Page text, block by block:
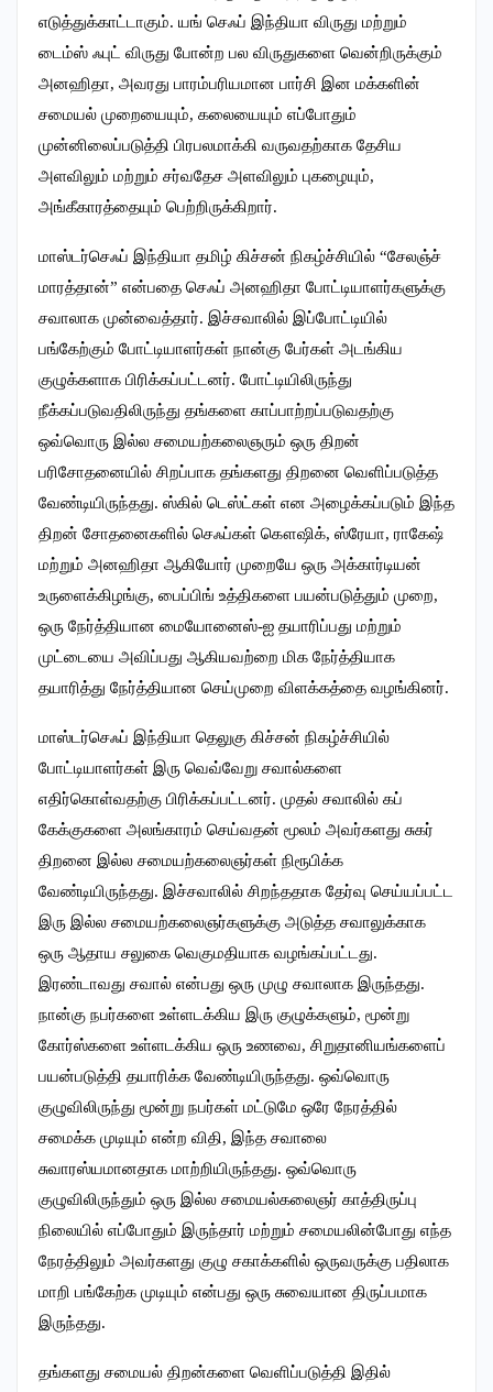
எடுத்துக்காட்டாகும். யங் செஃப் இந்தியா விருது மற்றும்
டைம்ஸ் ஃபுட் விருது போன்ற பல விருதுகளை வென்றிருக்கும்
அனஹிதா, அவரது பாரம்பரியமான பார்சி இன மக்களின்
சமையல் முறையையும், கலையையும் எப்போதும்
முன்னிலைப்படுத்தி பிரபலமாக்கி வருவதற்காக தேசிய
அளவிலும் மற்றும் சர்வதேச அளவிலும் புகழையும்,
அங்கீகாரத்தையும் பெற்றிருக்கிறார்.
மாஸ்டர்செஃப் இந்தியா தமிழ் கிச்சன் நிகழ்ச்சியில் “சேலஞ்ச்
மாரத்தான்” என்பதை செஃப் அனஹிதா போட்டியாளர்களுக்கு
சவாலாக முன்வைத்தார். இச்சவாலில் இப்போட்டியில்
பங்கேற்கும் போட்டியாளர்கள் நான்கு பேர்கள் அடங்கிய
குழுக்களாக பிரிக்கப்பட்டனர். போட்டியிலிருந்து
நீக்கப்படுவதிலிருந்து தங்களை காப்பாற்றப்படுவதற்கு
ஒவ்வொரு இல்ல சமையற்கலைஞரும் ஒரு திறன்
பரிசோதனையில் சிறப்பாக தங்களது திறனை வெளிப்படுத்த
வேண்டியிருந்தது. ஸ்கில் டெஸ்ட்கள் என அழைக்கப்படும் இந்த
திறன் சோதனைகளில் செஃப்கள் கௌஷிக், ஸ்ரேயா, ராகேஷ்
மற்றும் அனஹிதா ஆகியோர் முறையே ஒரு அக்கார்டியன்
உருளைக்கிழங்கு, பைப்பிங் உத்திகளை பயன்படுத்தும் முறை,
ஒரு நேர்த்தியான மையோனைஸ்-ஐ தயாரிப்பது மற்றும்
முட்டையை அவிப்பது ஆகியவற்றை மிக நேர்த்தியாக
தயாரித்து நேர்த்தியான செய்முறை விளக்கத்தை வழங்கினர்.
மாஸ்டர்செஃப் இந்தியா தெலுகு கிச்சன் நிகழ்ச்சியில்
போட்டியாளர்கள் இரு வெவ்வேறு சவால்களை
எதிர்கொள்வதற்கு பிரிக்கப்பட்டனர். முதல் சவாலில் கப்
கேக்குகளை அலங்காரம் செய்வதன் மூலம் அவர்களது சுகர்
திறனை இல்ல சமையற்கலைஞர்கள் நிரூபிக்க
வேண்டியிருந்தது. இச்சவாலில் சிறந்ததாக தேர்வு செய்யப்பட்ட
இரு இல்ல சமையற்கலைஞர்களுக்கு அடுத்த சவாலுக்காக
ஒரு ஆதாய சலுகை வெகுமதியாக வழங்கப்பட்டது.
இரண்டாவது சவால் என்பது ஒரு முழு சவாலாக இருந்தது.
நான்கு நபர்களை உள்ளடக்கிய இரு குழுக்களும், மூன்று
கோர்ஸ்களை உள்ளடக்கிய ஒரு உணவை, சிறுதானியங்களைப்
பயன்படுத்தி தயாரிக்க வேண்டியிருந்தது. ஒவ்வொரு
குழுவிலிருந்து மூன்று நபர்கள் மட்டுமே ஒரே நேரத்தில்
சமைக்க முடியும் என்ற விதி, இந்த சவாலை
சுவாரஸ்யமானதாக மாற்றியிருந்தது. ஒவ்வொரு
குழுவிலிருந்தும் ஒரு இல்ல சமையல்கலைஞர் காத்திருப்பு
நிலையில் எப்போதும் இருந்தார் மற்றும் சமையலின்போது எந்த
நேரத்திலும் அவர்களது குழு சகாக்களில் ஒருவருக்கு பதிலாக
மாறி பங்கேற்க முடியும் என்பது ஒரு சுவையான திருப்பமாக
இருந்தது.
தங்களது சமையல் திறன்களை வெளிப்படுத்தி இதில்